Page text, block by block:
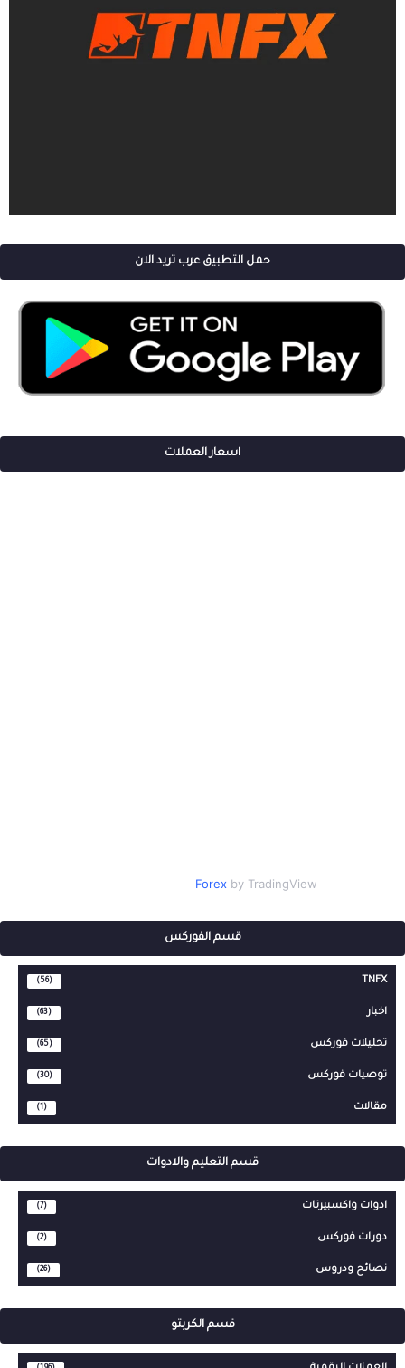
حمل التطبيق عرب تريد الان
اسعار العملات
Forexby TradingView
قسم الفوركس
TNFX
(56)
اخبار (63)
تحليلات فوركس (65)
توصيات فوركس (30)
مقالات (1)
قسم التعليم والادوات
ادوات واكسبيرتات (7)
دورات فوركس (2)
نصائح ودروس (26)
قسم الكربتو